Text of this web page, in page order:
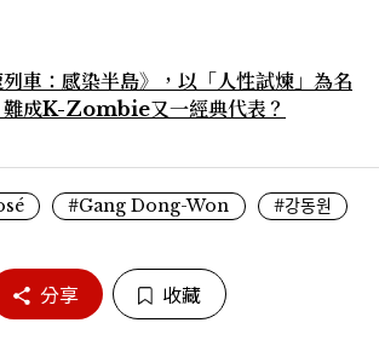
車：感染半島》，以「人性試煉」為名
難成K-Zombie又一經典代表？
#Gang Dong-Won #강동원
分享 收藏